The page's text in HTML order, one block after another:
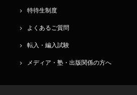
特待生制度
よくあるご質問
転入・編入試験
メディア・塾・出版関係の方へ